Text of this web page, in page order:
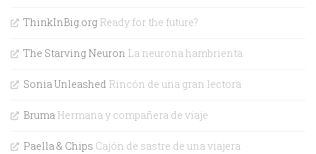
ThinkInBig.org Ready for the future?
The Starving Neuron La neurona hambrienta
Sonia Unleashed Rincón de una gran lectora
Bruma Hermana y compañera de viaje
Paella & Chips Cajón de sastre de una viajera